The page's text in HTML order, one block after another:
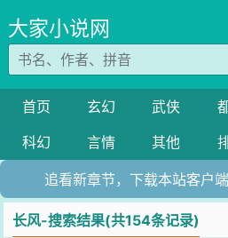
大家小说网
首页 玄幻 武侠
科幻
言情 其他
追看新章节，下载本站客户
长风-搜索结果(共154条记录)